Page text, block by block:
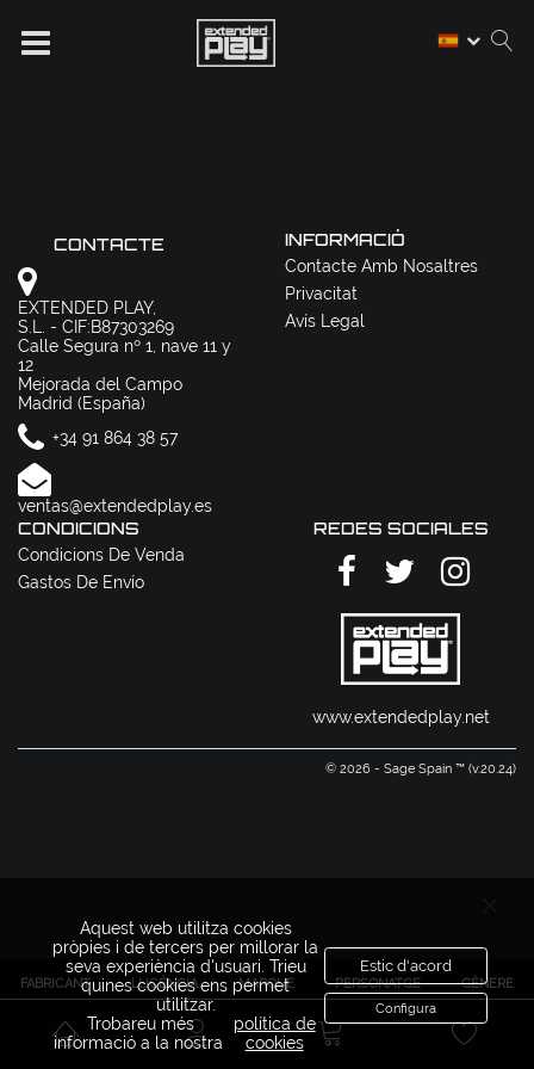
FABRICANT LLICÈNCIA MARQUE PERSONATGE GÈNERE
CONTACTE
EXTENDED PLAY,
S.L. - CIF:B87303269
Calle Segura nº 1, nave 11 y
12
Mejorada del Campo
Madrid (España)
+34 91 864 38 57
ventas@extendedplay.es
INFORMACIÓ
Contacte Amb Nosaltres
Privacitat
Avís Legal
CONDICIONS
Condicions De Venda
Gastos De Envío
REDES SOCIALES
www.extendedplay.net
© 2026 - Sage Spain ™ (v.20.24)
Aquest web utilitza cookies
pròpies i de tercers per millorar la
seva experiència d'usuari. Trieu
quines cookies ens permet
utilitzar.
Trobareu més
informació a la nostra
política de
cookies
Estic d'acord
Configura